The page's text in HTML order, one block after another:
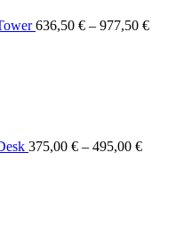
636,50 € – 977,50 €
375,00 € – 495,00 €